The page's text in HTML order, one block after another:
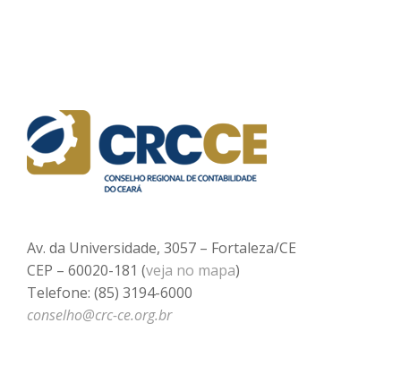
Av. da Universidade, 3057 – Fortaleza/CE
CEP – 60020-181 (veja no mapa)
Telefone: (85) 3194-6000
conselho@crc-ce.org.br